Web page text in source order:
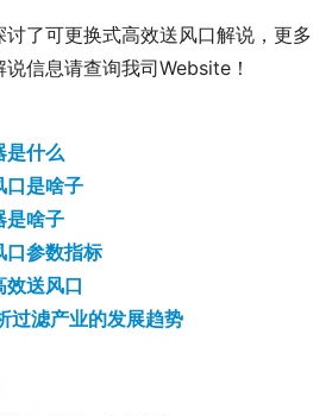
讨了可更换式高效送风口解说，更多
信息请查询我司Website！
是什么
口是啥子
是啥子
口参数指标
效送风口
过滤产业的发展趋势